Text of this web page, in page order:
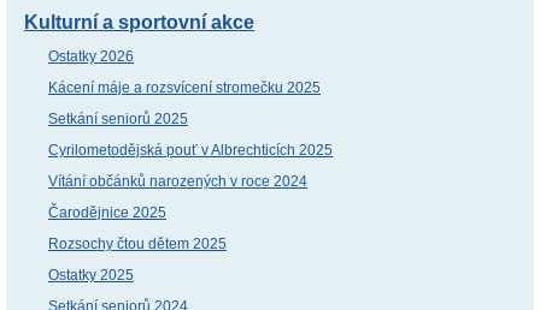
Kulturní a sportovní akce
Ostatky 2026
Kácení máje a rozsvícení stromečku 2025
Setkání seniorů 2025
Cyrilometodějská pouť v Albrechticích 2025
Vítání občánků narozených v roce 2024
Čarodějnice 2025
Rozsochy čtou dětem 2025
Ostatky 2025
Setkání seniorů 2024